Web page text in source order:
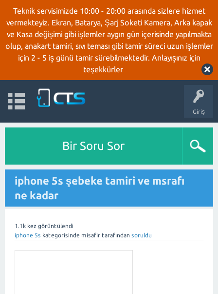
Teknik servisimizde 10:00 - 20:00 arasında sizlere hizmet
vermekteyiz. Ekran, Batarya, Şarj Soketi Kamera, Arka kapak
ve Kasa değişimi gibi işlemler aygın gün içerisinde yapılmakta
olup, anakart tamiri, sıvı teması gibi tamir süreci uzun işlemler
için 2 - 5 iş günü tamir sürebilmektedir. Anlayışınız için
teşekkürler
Giriş
Bir Soru Sor
iphone 5s şebeke tamiri ve msrafı
ne kadar
1.1k kez görüntülendi
iphone 5s kategorisinde misafir tarafından soruldu